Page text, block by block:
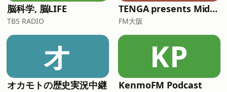
脳科学, 脳LIFE
TBS RADIO
TENGA presents Midnight World Cafe 〜TENGA茶屋〜**
FM大阪
オ
オカモトの歴史実況中継
KP
KenmoFM Podcast